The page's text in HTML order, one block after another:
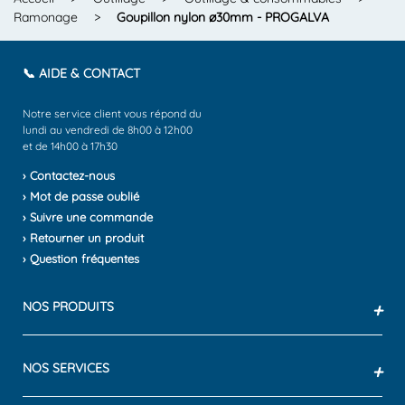
Ramonage
> Goupillon nylon ø30mm - PROGALVA
📞 AIDE & CONTACT
Notre service client vous répond du
lundi au vendredi de 8h00 à 12h00
et de 14h00 à 17h30
› Contactez-nous
› Mot de passe oublié
› Suivre une commande
› Retourner un produit
› Question fréquentes
NOS PRODUITS +
NOS SERVICES +